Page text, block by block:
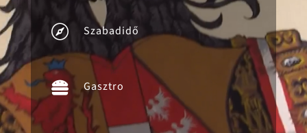
 Szabadidő
 Gasztro